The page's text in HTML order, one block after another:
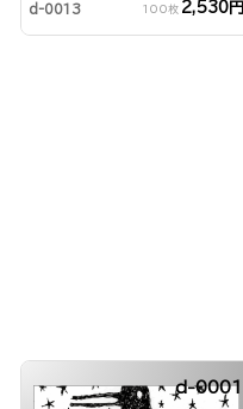
d-0013 100枚 2,530円
d-0001